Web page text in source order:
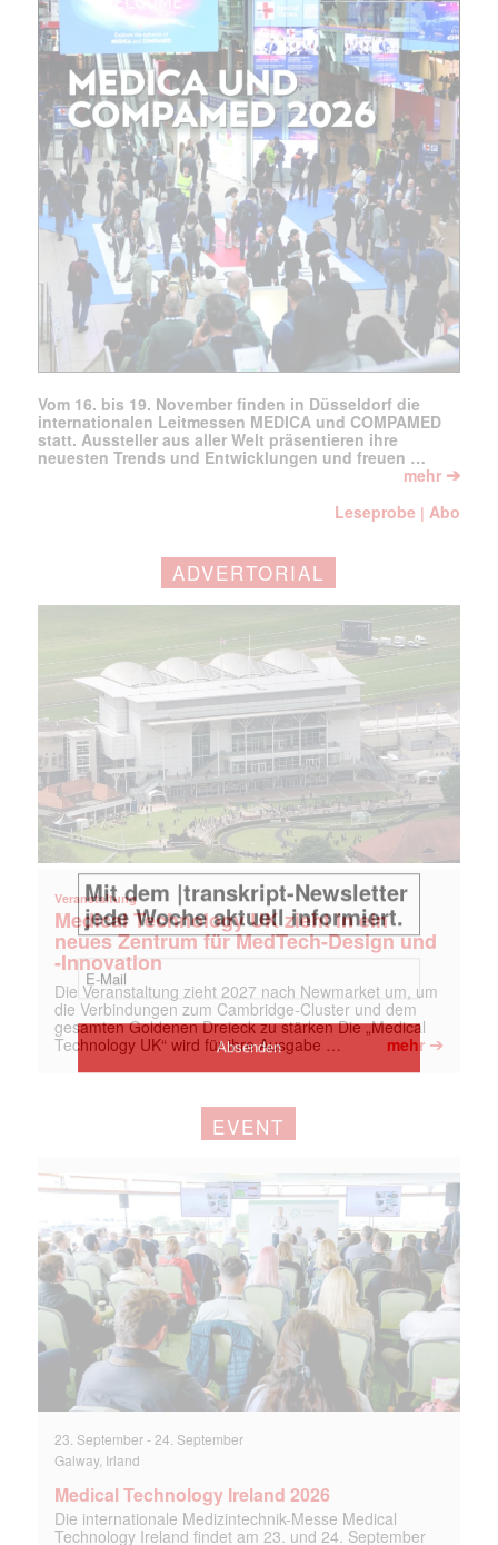
Vom 16. bis 19. November finden in Düsseldorf die
internationalen Leitmessen MEDICA und COMPAMED
statt. Aussteller aus aller Welt präsentieren ihre
neuesten Trends und Entwicklungen und freuen …
mehr ➔
Leseprobe | Abo
ADVERTORIAL
Veranstaltung
Medical Technology UK zieht in ein
neues Zentrum für MedTech-Design und
-Innovation
Die Veranstaltung zieht 2027 nach Newmarket um, um
die Verbindungen zum Cambridge-Cluster und dem
gesamten Goldenen Dreieck zu stärken Die „Medical
Technology UK“ wird für ihre Ausgabe …
mehr ➔
EVENT
23. September- 24. September
Galway, Irland
Medical Technology Ireland 2026
Die internationale Medizintechnik-Messe Medical
Technology Ireland findet am 23. und 24. September